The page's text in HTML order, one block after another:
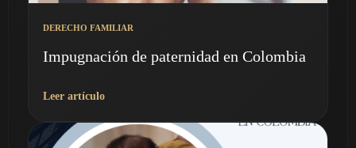
DERECHO FAMILIAR
Impugnación de paternidad en Colombia
Leer artículo